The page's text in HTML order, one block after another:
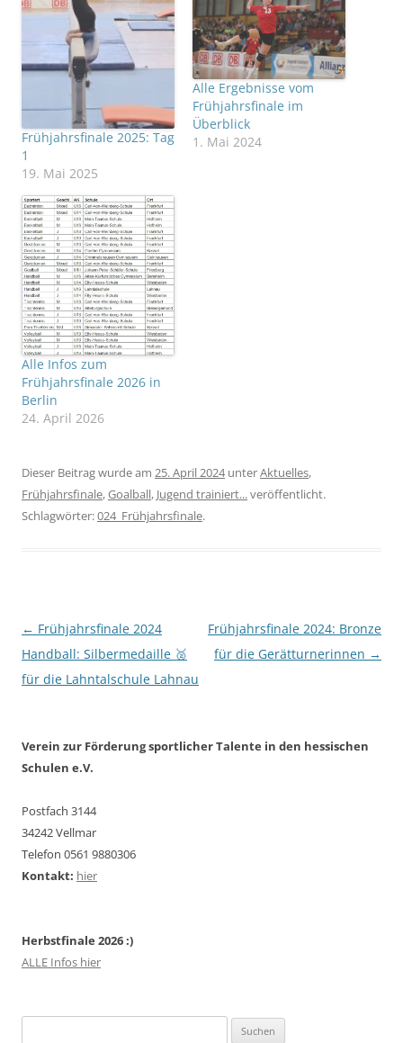
Frühjahrsfinale 2025: Tag
1
19. Mai 2025
Alle Ergebnisse vom
Frühjahrsfinale im
Überblick
1. Mai 2024
Alle Infos zum
Frühjahrsfinale 2026 in
Berlin
24. April 2026
Dieser Beitrag wurde am 25. April 2024unterAktuelles,
Frühjahrsfinale,Goalball, Jugend trainiert...veröffentlicht.
Schlagwörter:024_Frühjahrsfinale.
Beitragsnavigation
← Frühjahrsfinale 2024
Handball: Silbermedaille 🥈
für die Lahntalschule Lahnau
Frühjahrsfinale 2024: Bronze
für die Gerätturnerinnen →
Verein zur Förderung sportlicher Talente in den hessischen
Schulen e.V.
Postfach 3144
34242 Vellmar
Telefon 0561 9880306
Kontakt: hier
Herbstfinale 2026 :)
ALLE Infos hier